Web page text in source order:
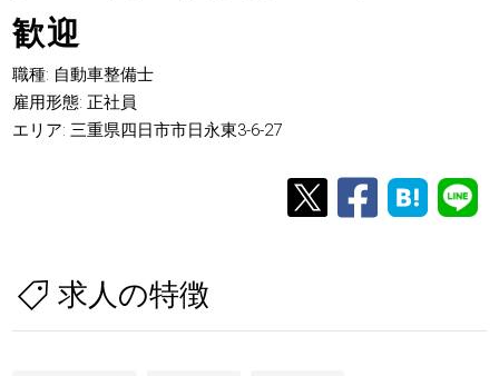
歓迎
職種: 自動車整備士
雇用形態: 正社員
エリア: 三重県四日市市日永東3-6-27
求人の特徴